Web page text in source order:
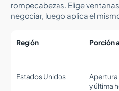
rompecabezas. Elige
negociar, luego aplica el
Región Porción
Estados Unidos
Apertura
y última